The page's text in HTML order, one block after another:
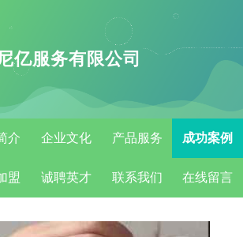
亿服务有限公司
介 企业文化 产品服务 成功案例
盟 诚聘英才 联系我们 在线留言